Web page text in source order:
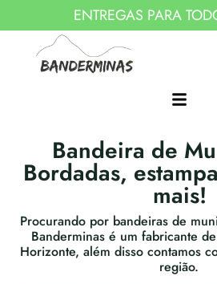
ENTREGAS PARA
Bandeira de
Bordadas,
mais!
Procurando por bandeiras de
Banderminas é um fabricante
Horizonte, além disso contamos
região.